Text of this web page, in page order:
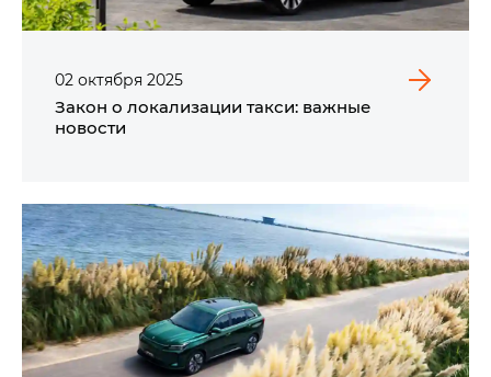
02 октября 2025
Закон о локализации такси: важные
новости